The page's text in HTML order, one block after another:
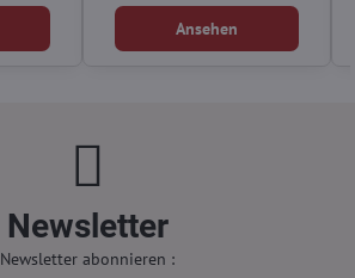
Ansehen
Newsletter
Newsletter abonnieren :